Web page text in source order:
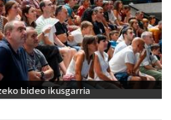
bideo ikusgarria